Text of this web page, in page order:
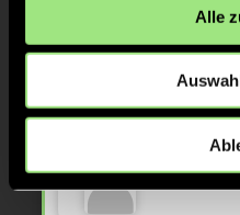
Alle
KURZE ECKE
TOR 2:1,